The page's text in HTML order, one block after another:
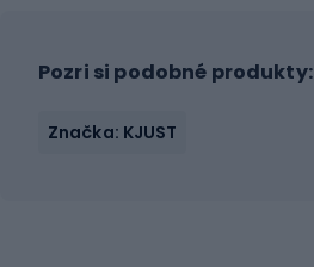
Pozri si podobné produkty:
Značka: KJUST